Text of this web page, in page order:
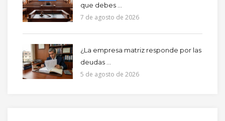
que debes ...
7 de agosto de 2026
¿La empresa matriz responde por las
deudas ...
5 de agosto de 2026